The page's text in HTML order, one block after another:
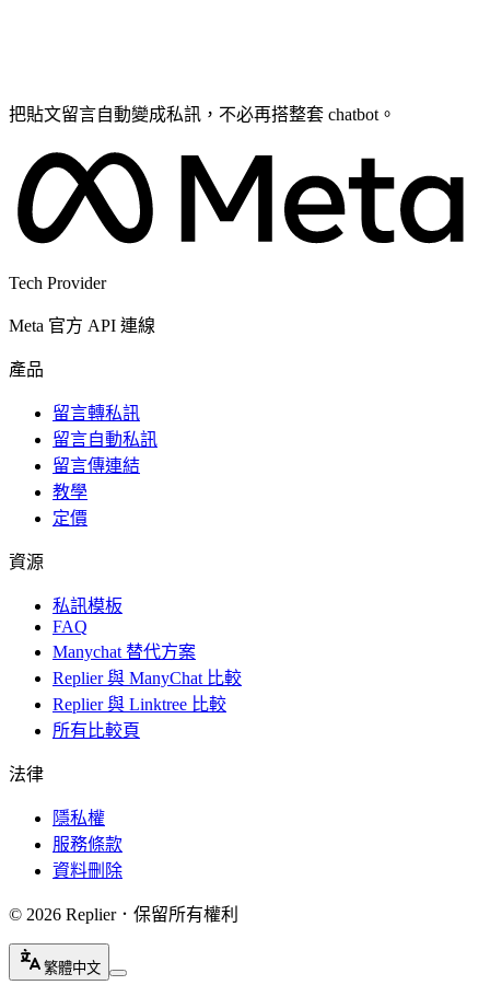
把貼文留言自動變成私訊，不必再搭整套 chatbot。
Tech Provider
Meta 官方 API 連線
產品
留言轉私訊
留言自動私訊
留言傳連結
教學
定價
資源
私訊模板
FAQ
Manychat 替代方案
Replier 與 ManyChat 比較
Replier 與 Linktree 比較
所有比較頁
法律
隱私權
服務條款
資料刪除
© 2026 Replier．保留所有權利
繁體中文